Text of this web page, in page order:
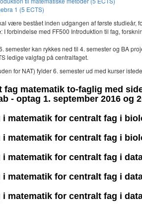
1 (5 ECTS)
være bestået inden udgangen af første studieår,
: I forbindelse med FF500 Introduktion til fag,
semester kan rykkes ned til 4. semester og BA
ledige valgfag på centralfaget.
for NAT) fylder 6. semester ud med kurser
fag matematik to-faglig med
- optag 1. september 2016 og
i matematik for centralt fag i
i matematik for centralt fag i
i matematik for centralt fag i
i matematik for centralt fag i
i matematik for centralt fag i